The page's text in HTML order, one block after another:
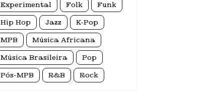
Experimental Folk Funk
Hip Hop Jazz K-Pop
MPB Música Africana
Música Brasileira Pop
Pós-MPB R&B Rock